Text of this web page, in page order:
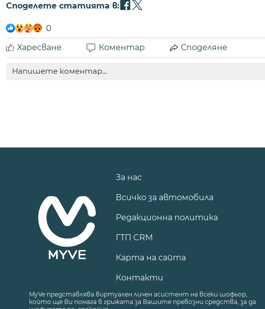
Споделете статията в:
0
Харесване
Коментар Споделяне
За нас
Всичко за автомобила
Редакционна политика
ГТП CRM
Карта на сайта
Контакти
MyVe представлява виртуален личен асистент на всеки шофьор,
който ще Ви помага в грижата за Вашите превозни средства, за да